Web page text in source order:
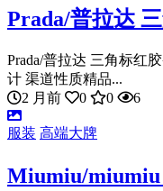
Prada/普拉达
Prada/普拉达 三角标红
计 渠道性质精品...
2 月前
0 0 6
服装 高端大牌
Miumiu/miumiu